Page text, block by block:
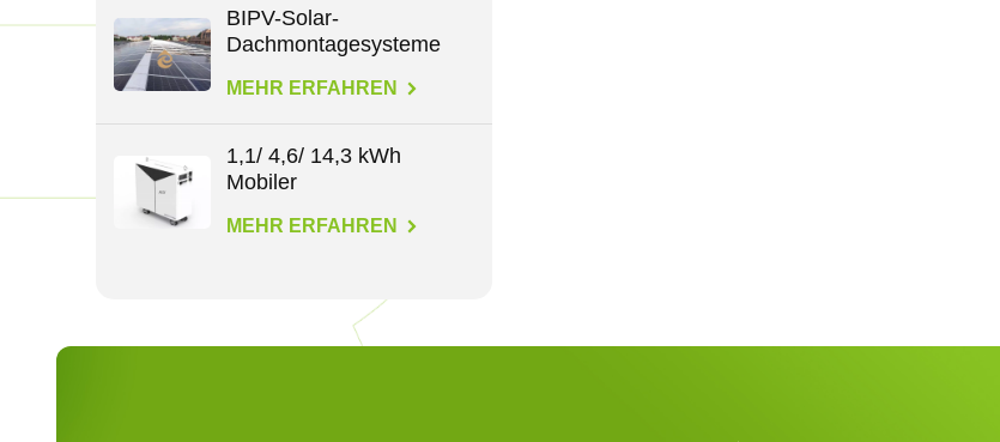
BIPV-Solar-
Dachmontagesysteme
MEHR ERFAHREN
1,1/ 4,6/ 14,3 kWh
Mobiler
MEHR ERFAHREN